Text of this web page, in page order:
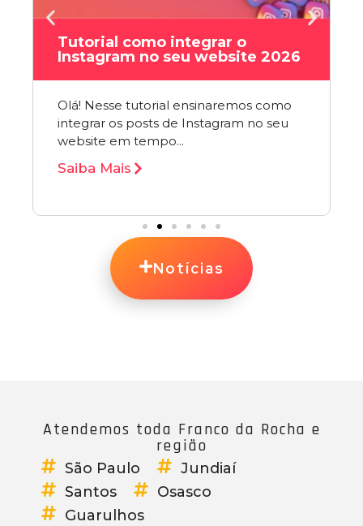
Tutorial como integrar o
Instagram no seu website 2026
Olá! Nesse tutorial ensinaremos como
integrar os posts de Instagram no seu
website em tempo...
Saiba Mais
Notícias
Atendemos toda Franco da Rocha e
região
São Paulo
Jundiaí
Santos
Osasco
Guarulhos